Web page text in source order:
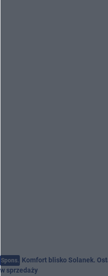
Spons. Komfort blisko Solanek.
w sprzedaży